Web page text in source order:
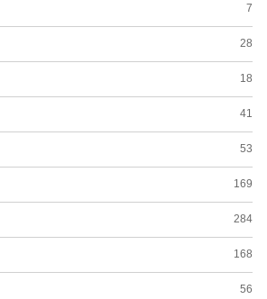
7
28
18
41
53
169
284
168
56